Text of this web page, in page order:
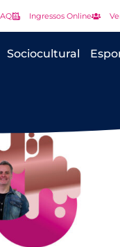
Ingressos Online
Sociocultural